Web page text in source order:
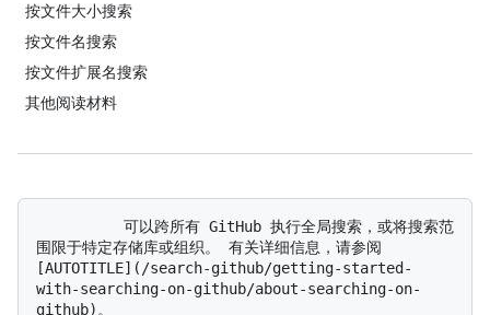
按文件大小搜索
按文件名搜索
按文件扩展名搜索
其他阅读材料
围限于特定存储库或组织。 有关详细信息，请参阅
[AUTOTITLE](/search-github/getting-started-
with-searching-on-github/about-searching-on-